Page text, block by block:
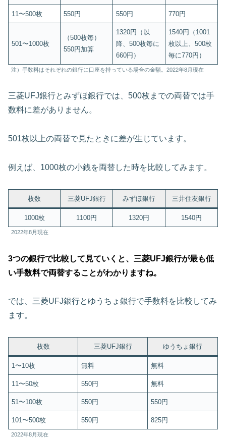
11〜500枚 550円 550円 770円
501〜1000枚
（500枚毎）
550円加算
1320円（以
降、500枚毎に
660円）
1540円（1001
枚以上、500枚
毎に770円）
注）手数料はそれぞれの銀行に口座を持っている場合の金額。2022年8月現在
三菱UFJ銀行とみずほ銀行では、500枚までの両替では手
数料に差がありません。
501枚以上の両替で見たときに差が生じています。
例えば、1000枚の小銭を両替した時を比較してみます。
枚数 三菱UFJ銀行 みずほ銀行 三井住友銀行
1000枚 1100円 1320円 1540円
2022年8月現在
3つの銀行で比較して見ていくと、三菱UFJ銀行が最も低
い手数料で両替することがわかりますね。
では、三菱UFJ銀行とゆうちょ銀行で手数料を比較してみ
ます。
枚数 三菱UFJ銀行 ゆうちょ銀行
1〜10枚 無料 無料
11〜50枚 550円 無料
51〜100枚 550円 550円
101〜500枚 550円 825円
2022年8月現在